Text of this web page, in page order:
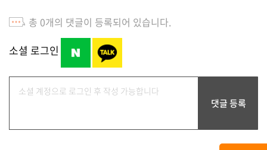
총 0개의 댓글이 등록되어 있습니다.
소셜 로그인